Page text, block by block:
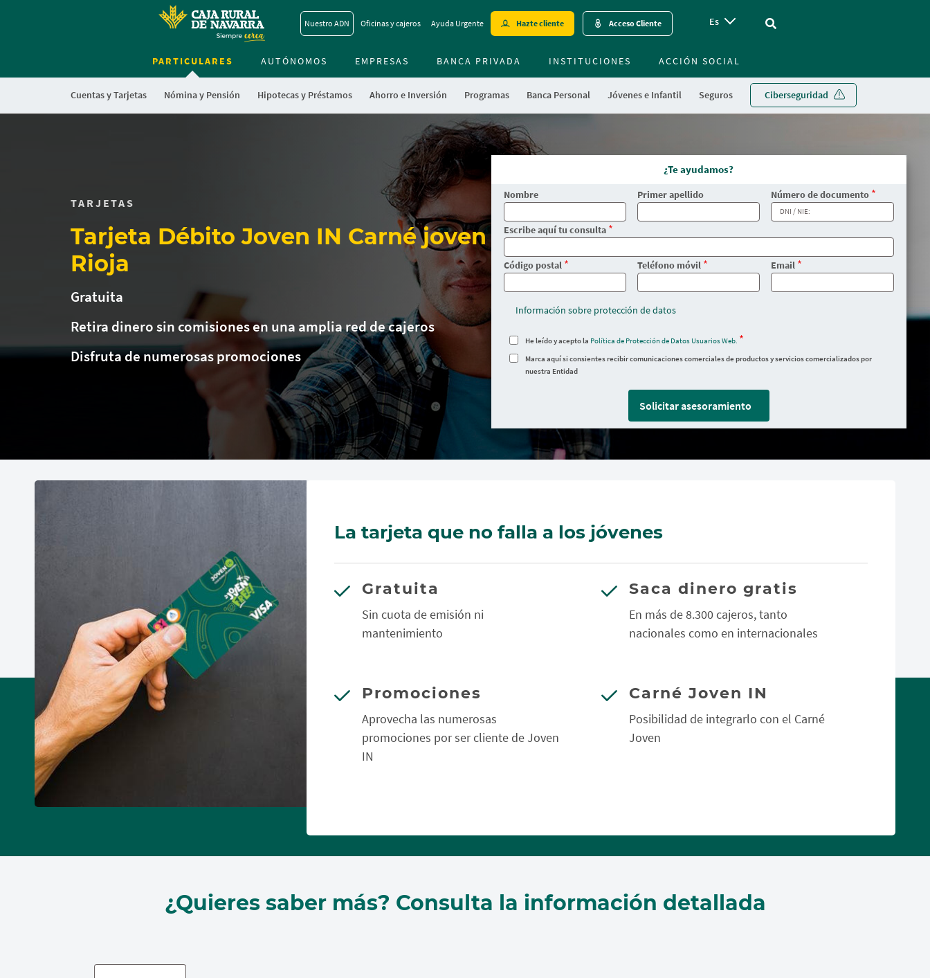
to
contentt
Nuestro ADN Oficinas y cajeros Ayuda Urgente Hazte cliente Acceso Cliente Es Vinculo - Buscar en la web
PARTICULARES
Cuentas y Tarjetas Nómina y Pensión Hipotecas y Préstamos Ahorro e Inversión Programas Banca Personal Jóvenes e Infantil Seguros Ciberseguridad
AUTÓNOMOS EMPRESAS BANCA PRIVADA INSTITUCIONES ACCIÓN SOCIAL
TARJETAS
Tarjeta Débito Joven IN Carné joven
Rioja
Gratuita
Retira dinero sin comisiones en una amplia red de cajeros
Disfruta de numerosas promociones
¿Te ayudamos?
Nombre Primer apellido Número de documento
Escribe aquí tu consulta
Código postal Teléfono móvil Email
Información sobre protección de datos
He leído y acepto la Política de Protección de Datos Usuarios Web.
Marca aquí si consientes recibir comunicaciones comerciales de productos y servicios comercializados por
nuestra Entidad
Solicitar asesoramiento
La tarjeta que no falla a los jóvenes
Gratuita
Sin cuota de emisión ni
mantenimiento
Saca dinero gratis
En más de 8.300 cajeros, tanto
nacionales como en internacionales
Promociones
Aprovecha las numerosas
promociones por ser cliente de Joven
IN
Carné Joven IN
Posibilidad de integrarlo con el Carné
Joven
¿Quieres saber más? Consulta la información detallada